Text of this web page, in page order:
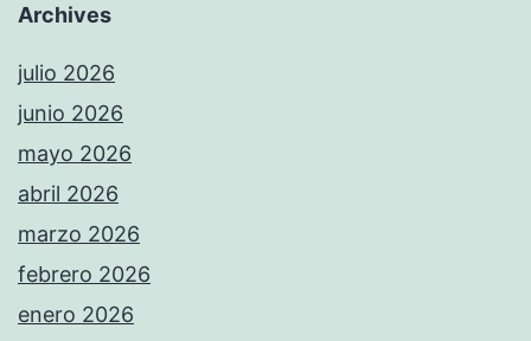
Archives
julio 2026
junio 2026
mayo 2026
abril 2026
marzo 2026
febrero 2026
enero 2026